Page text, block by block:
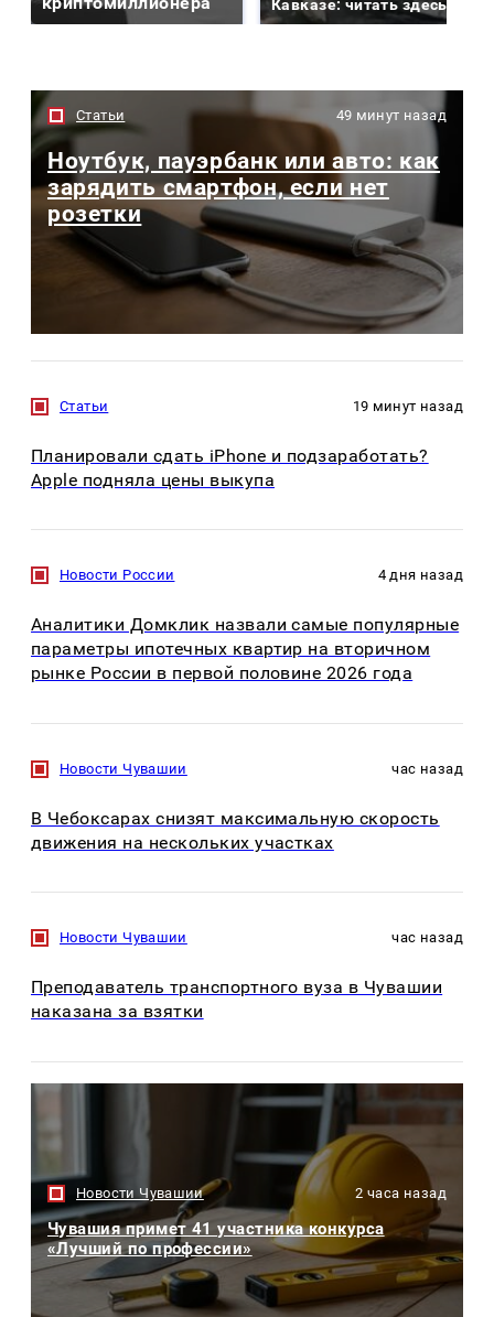
Кавказе: читать здесь
Статьи 49 минут назад
Ноутбук, пауэрбанк или авто: как
зарядить смартфон, если нет
розетки
Статьи 19 минут назад
Планировали сдать iPhone и подзаработать?
Apple подняла цены выкупа
Новости России 4 дня назад
Аналитики Домклик назвали самые популярные
параметры ипотечных квартир на вторичном
рынке России в первой половине 2026 года
Новости Чувашии час назад
В Чебоксарах снизят максимальную скорость
движения на нескольких участках
Новости Чувашии час назад
Преподаватель транспортного вуза в Чувашии
наказана за взятки
Новости Чувашии 2 часа назад
Чувашия примет 41 участника конкурса
«Лучший по профессии»